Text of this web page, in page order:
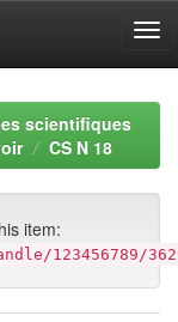
scientifiques
CS N 18
item:
123456789/